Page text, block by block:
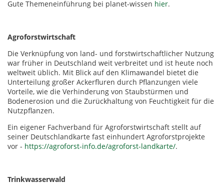
Gute Themeneinführung bei planet-wissen hier.
Agroforstwirtschaft
Die Verknüpfung von land- und forstwirtschaftlicher Nutzung
war früher in Deutschland weit verbreitet und ist heute noch
weltweit üblich. Mit Blick auf den Klimawandel bietet die
Unterteilung großer Ackerfluren durch Pflanzungen viele
Vorteile, wie die Verhinderung von Staubstürmen und
Bodenerosion und die Zurückhaltung von Feuchtigkeit für die
Nutzpflanzen.
Ein eigener Fachverband für Agroforstwirtschaft stellt auf
seiner Deutschlandkarte fast einhundert Agroforstprojekte
vor - https://agroforst-info.de/agroforst-landkarte/.
Trinkwasserwald